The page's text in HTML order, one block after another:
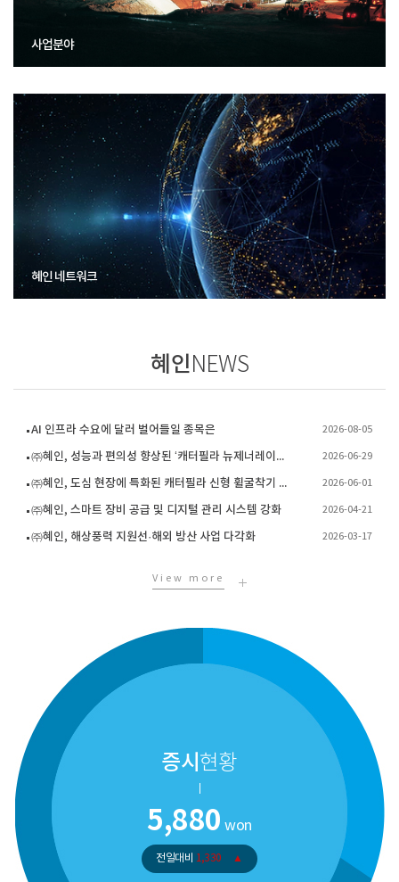
사업분야
혜인 네트워크
혜인NEWS
AI 인프라 수요에 달러 벌어들일 종목은 2026-08-05
㈜혜인, 성능과 편의성 향상된 ‘캐터필라 뉴제너레이션 스키드로더’ 출시 2026-06-29
㈜혜인, 도심 현장에 특화된 캐터필라 신형 휠굴착기 M314 출시 2026-06-01
㈜혜인, 스마트 장비 공급 및 디지털 관리 시스템 강화 2026-04-21
㈜혜인, 해상풍력 지원선·해외 방산 사업 다각화 2026-03-17
View more
증시 현황
5,880 won
전일대비 1,330 ▲